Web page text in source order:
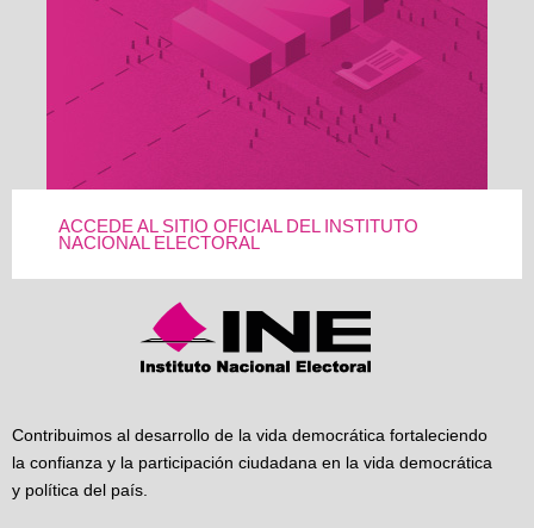
ACCEDE AL SITIO OFICIAL DEL INSTITUTO
NACIONAL ELECTORAL
Contribuimos al desarrollo de la vida democrática fortaleciendo
la confianza y la participación ciudadana en la vida democrática
y política del país.